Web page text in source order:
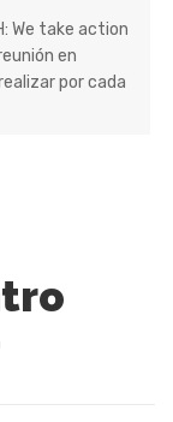
We take action
en
por cada